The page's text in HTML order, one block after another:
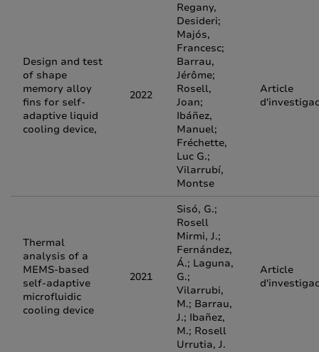
Design and test
of shape
memory alloy
fins for self-
adaptive liquid
cooling device,
2022
Regany,
Desideri;
Majós,
Francesc;
Barrau,
Jérôme;
Rosell,
Joan;
Ibáñez,
Manuel;
Fréchette,
Luc G.;
Vilarrubí,
Montse
Article
Thermal
analysis of a
MEMS-based
self-adaptive
microfluidic
cooling device
2021
Sisó, G.;
Rosell
Mirmi, J.;
Fernández,
Á.; Laguna,
G.;
Vilarrubi,
M.; Barrau,
J.; Ibañez,
M.; Rosell
Urrutia, J.
Article